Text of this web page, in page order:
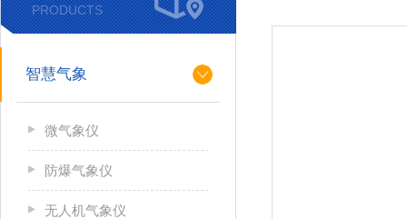
PRODUCTS
智慧气象
微气象仪
防爆气象仪
无人机气象仪